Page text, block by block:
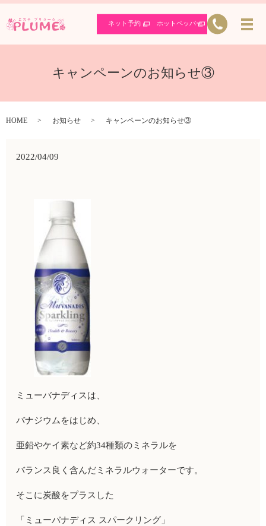
ネット予約 ホットペッパー
キャンペーンのお知らせ③
HOME お知らせ キャンペーンのお知らせ③
2022/04/09
ミューバナディスは、
バナジウムをはじめ、
亜鉛やケイ素など約34種類のミネラルを
バランス良く含んだミネラルウォーターです。
そこに炭酸をプラスした
「ミューバナディス スパークリング」